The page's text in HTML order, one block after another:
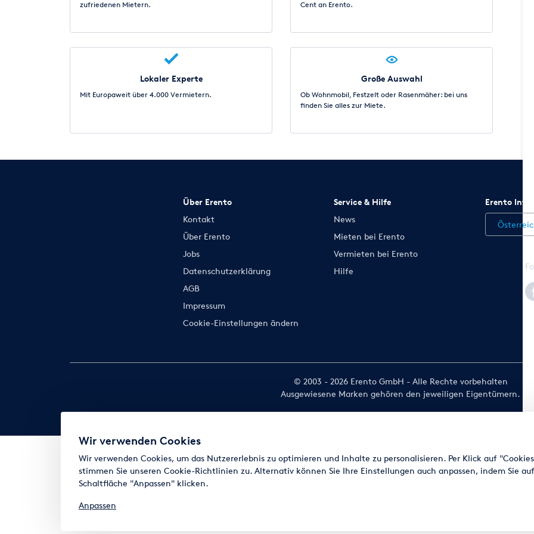
zufriedenen Mietern.
Lokaler Experte
Mit Europaweit über 4.000 Vermietern.
Cent an Erento.
Große Auswahl
Ob Wohnmobil, Festzelt oder Rasenmäher: bei uns
finden Sie alles zur Miete.
Über Erento
Kontakt
Über Erento
Jobs
Datenschutzerklärung
AGB
Impressum
Cookie-Einstellungen ändern
Service & Hilfe
News
Mieten bei Erento
Vermieten bei Erento
Hilfe
Erento
© 2003 - 2026 Erento GmbH - Alle Rechte vorbehalten
Ausgewiesene Marken gehören den jeweiligen Eigentümern.
Wir verwenden Cookies
Wir verwenden Cookies, um das Nutzererlebnis zu optimieren und Inhalte zu personalisieren. Per Klick auf
stimmen Sie unseren Cookie-Richtlinien zu. Alternativ können Sie Ihre Einstellungen auch anpassen, indem Sie
Schaltfläche "Anpassen" klicken.
Anpassen